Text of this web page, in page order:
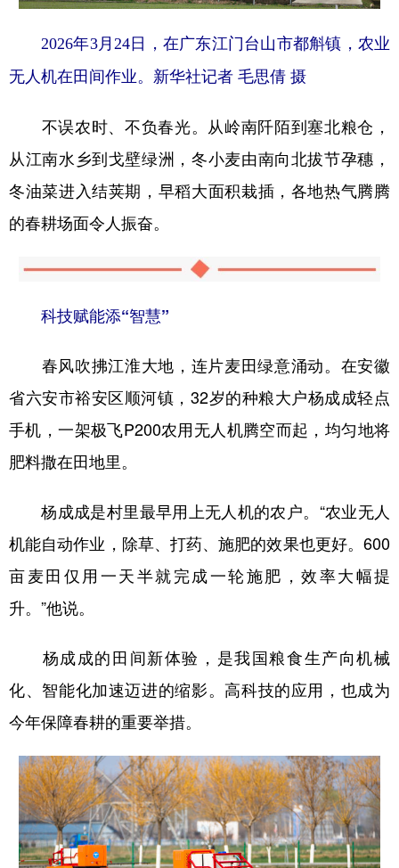
2026年3月24日，在广东江门台山市都斛镇，农业
无人机在田间作业。新华社记者 毛思倩 摄
不误农时、不负春光。从岭南阡陌到塞北粮仓，
从江南水乡到戈壁绿洲，冬小麦由南向北拔节孕穗，
冬油菜进入结荚期，早稻大面积栽插，各地热气腾腾
的春耕场面令人振奋。
科技赋能添“智慧”
春风吹拂江淮大地，连片麦田绿意涌动。在安徽
省六安市裕安区顺河镇，32岁的种粮大户杨成成轻点
手机，一架极飞P200农用无人机腾空而起，均匀地将
肥料撒在田地里。
杨成成是村里最早用上无人机的农户。“农业无人
机能自动作业，除草、打药、施肥的效果也更好。600
亩麦田仅用一天半就完成一轮施肥，效率大幅提
升。”他说。
杨成成的田间新体验，是我国粮食生产向机械
化、智能化加速迈进的缩影。高科技的应用，也成为
今年保障春耕的重要举措。